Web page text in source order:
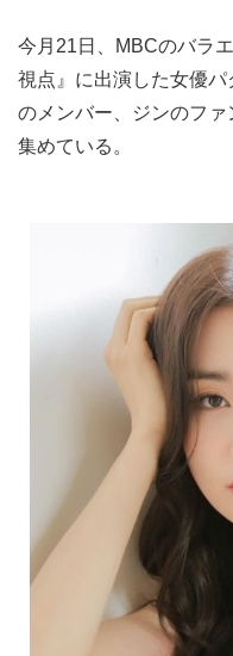
今月21日、MBCのバラ
視点』に出演した女優パ
のメンバー、ジンのフ
集めている。